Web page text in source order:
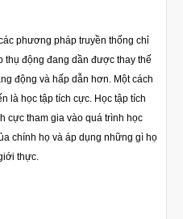
phương pháp truyền thống chỉ
thụ động đang dần được thay thế
động và hấp dẫn hơn. Một cách
là học tập tích cực. Học tập tích
cực tham gia vào quá trình học
chính họ và áp dụng những gì họ
thực.